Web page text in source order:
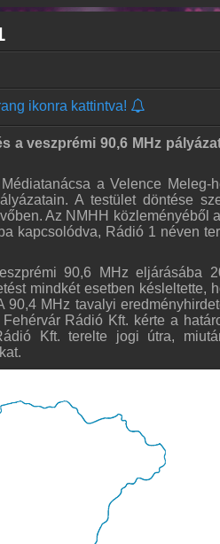
ikonra kattintva!
a veszprémi 90,6 MHz
a Velence Meleg-
A testület döntése
Az NMHH közleményéből
kapcsolódva, Rádió 1 néven
90,6 MHz eljárásába
mindkét esetben késleltette,
MHz tavalyi
Rádió Kft. kérte a
Kft. terelte jogi útra,